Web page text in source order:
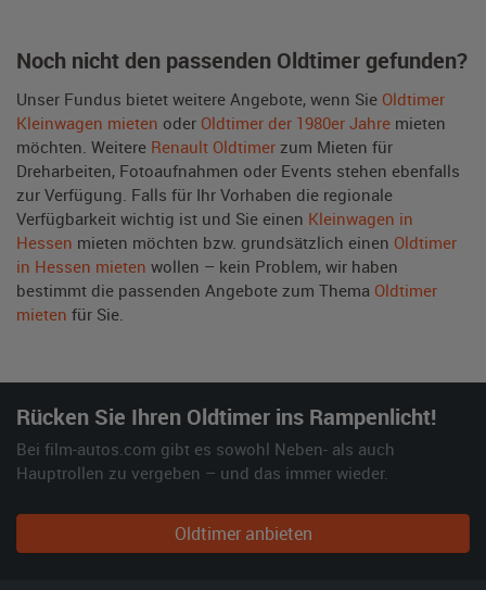
Noch nicht den passenden Oldtimer gefunden?
Unser Fundus bietet weitere Angebote, wenn Sie Oldtimer
Kleinwagen mieten oder Oldtimer der 1980er Jahre mieten
möchten. Weitere Renault Oldtimer zum Mieten für
Dreharbeiten, Fotoaufnahmen oder Events stehen ebenfalls
zur Verfügung. Falls für Ihr Vorhaben die regionale
Verfügbarkeit wichtig ist und Sie einen Kleinwagen in
Hessen mieten möchten bzw. grundsätzlich einen Oldtimer
in Hessen mieten wollen – kein Problem, wir haben
bestimmt die passenden Angebote zum Thema Oldtimer
mieten für Sie.
Rücken Sie Ihren Oldtimer ins Rampenlicht!
Bei film-autos.com gibt es sowohl Neben- als auch
Hauptrollen zu vergeben – und das immer wieder.
Oldtimer anbieten